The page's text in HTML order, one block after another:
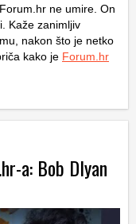
ne umire. On
Kaže zanimljiv
nakon što je netko
kako je Forum.hr
a: Bob Dlyan